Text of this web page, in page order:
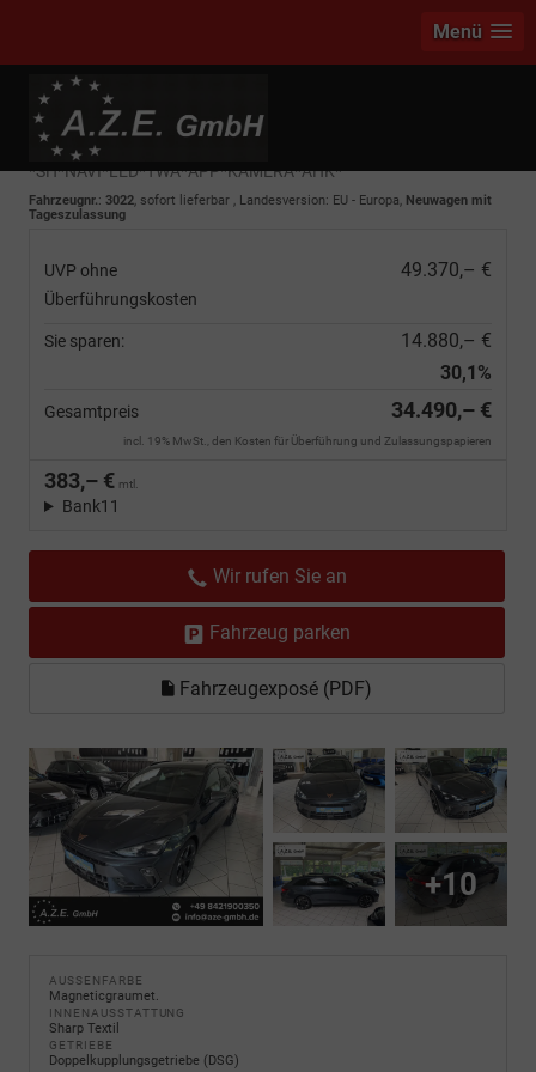
Menü
Cupra Leon Sportstourer
*SH*NAVI*LED*TWA*APP*KAMERA*AHK*
Fahrzeugnr.: 3022, sofort lieferbar , Landesversion: EU - Europa, Neuwagen mit
Tageszulassung
UVP ohne
Überführungskosten
49.370,– €
Sie sparen:
14.880,– €
30,1%
Gesamtpreis 34.490,– €
incl. 19% MwSt., den Kosten für Überführung und Zulassungspapieren
383,– € mtl.
Bank11
Wir rufen Sie an
Fahrzeug parken
Fahrzeugexposé (PDF)
+10
AUSSENFARBE
Magneticgraumet.
INNENAUSSTATTUNG
Sharp Textil
GETRIEBE
Doppelkupplungsgetriebe (DSG)